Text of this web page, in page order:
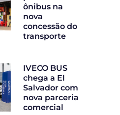
ônibus na
nova
concessão do
transporte
IVECO BUS
chega a El
Salvador com
nova parceria
comercial